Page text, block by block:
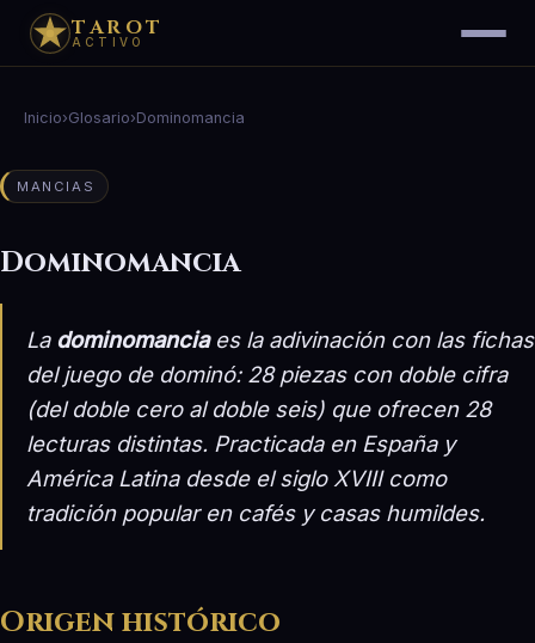
TAROT
ACTIVO
Inicio›Glosario›Dominomancia
MANCIAS
Dominomancia
La dominomanciaes la adivinación con las fichas
del juego de dominó: 28 piezas con doble cifra
(del doble cero al doble seis) que ofrecen 28
lecturas distintas. Practicada en España y
América Latina desde el siglo XVIII como
tradición popular en cafés y casas humildes.
Origen histórico